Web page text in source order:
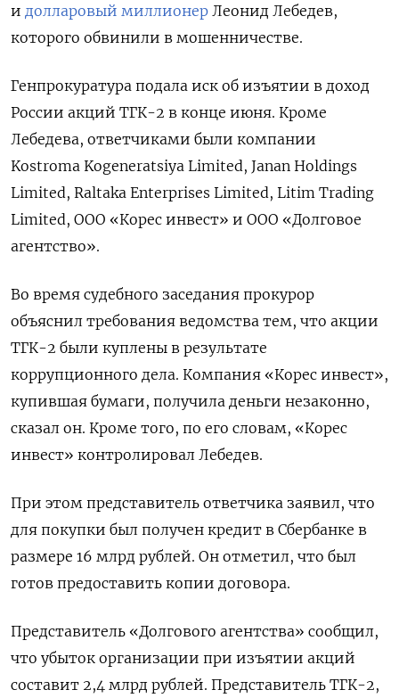
и долларовый миллионер Леонид Лебедев,
которого обвинили в мошенничестве.
Генпрокуратура подала иск об изъятии в доход
России акций ТГК-2 в конце июня. Кроме
Лебедева, ответчиками были компании
Kostroma Kogeneratsiya Limited, Janan Holdings
Limited, Raltaka Enterprises Limited, Litim Trading
Limited, ООО «Корес инвест» и ООО «Долговое
агентство».
Во время судебного заседания прокурор
объяснил требования ведомства тем, что акции
ТГК-2 были куплены в результате
коррупционного дела. Компания «Корес инвест»,
купившая бумаги, получила деньги незаконно,
сказал он. Кроме того, по его словам, «Корес
инвест» контролировал Лебедев.
При этом представитель ответчика заявил, что
для покупки был получен кредит в Сбербанке в
размере 16 млрд рублей. Он отметил, что был
готов предоставить копии договора.
Представитель «Долгового агентства» сообщил,
что убыток организации при изъятии акций
составит 2,4 млрд рублей. Представитель ТГК-2,